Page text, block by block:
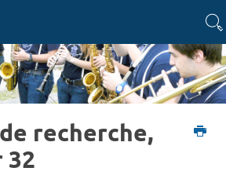
La vie étudiante à l'UTT
recherche,
32